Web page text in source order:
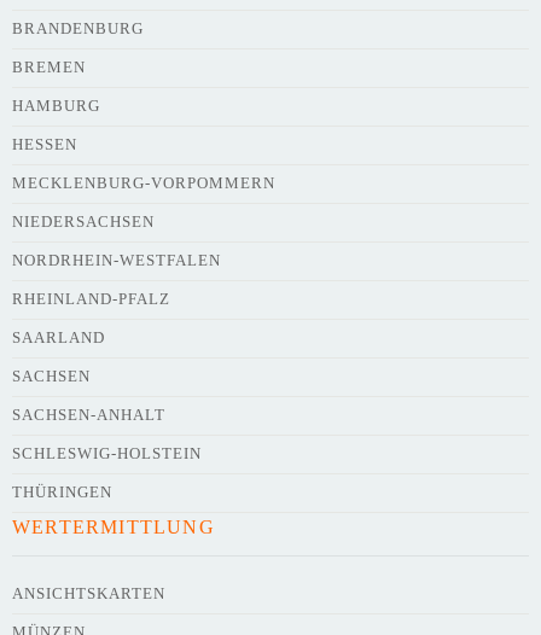
BRANDENBURG
BREMEN
HAMBURG
HESSEN
MECKLENBURG-VORPOMMERN
NIEDERSACHSEN
NORDRHEIN-WESTFALEN
RHEINLAND-PFALZ
SAARLAND
SACHSEN
SACHSEN-ANHALT
SCHLESWIG-HOLSTEIN
THÜRINGEN
WERTERMITTLUNG
ANSICHTSKARTEN